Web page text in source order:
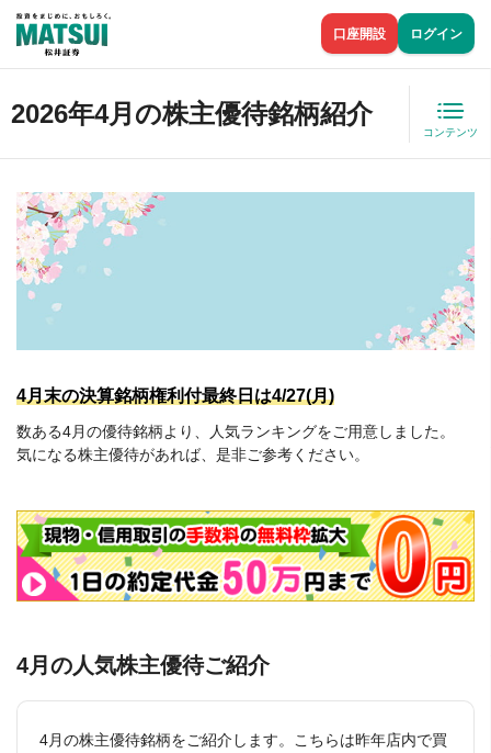
口座開設 ログイン
2026年4月の株主優待銘柄紹介
コンテンツ
4月末の決算銘柄権利付最終日は4/27(月)
数ある4月の優待銘柄より、人気ランキングをご用意しました。
気になる株主優待があれば、是非ご参考ください。
4月の人気株主優待ご紹介
4月の株主優待銘柄をご紹介します。こちらは昨年店内で買